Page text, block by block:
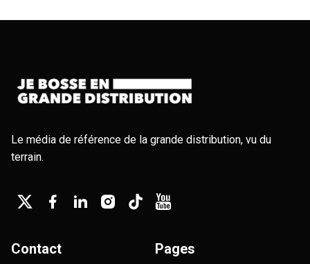
Le média de référence de la grande distribution, vu du
terrain.
Contact Pages